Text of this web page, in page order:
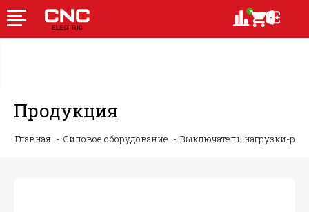
Продукция
Главная Силовое оборудование Выключатель нагрузки-